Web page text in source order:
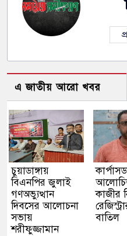
এ জাতীয় আরো খবর
চুয়াডাঙ্গায়
বিএনপির জুলাই
গণঅভ্যুত্থান
দিবসের আলোচনা
সভায়
শরীফুজ্জামান
কাজীর
বাতিল